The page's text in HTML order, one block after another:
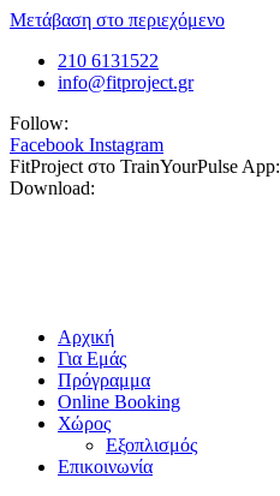
Μετάβαση στο περιεχόμενο
210 6131522
info@fitproject.gr
Follow:
Facebook Instagram
FitProject στο TrainYourPulse App:
Download:
Αρχική
Για Εμάς
Πρόγραμμα
Online Booking
Χώρος
Εξοπλισμός
Επικοινωνία